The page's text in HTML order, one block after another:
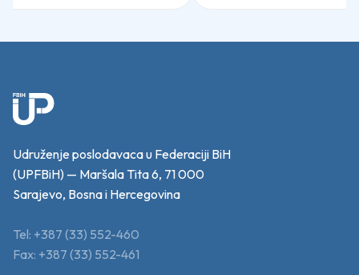
Udruženje poslodavaca u Federaciji BiH
(UPFBiH) — Maršala Tita 6, 71 000
Sarajevo, Bosna i Hercegovina
Tel: +387 (33) 552-460
Fax: +387 (33) 552-461